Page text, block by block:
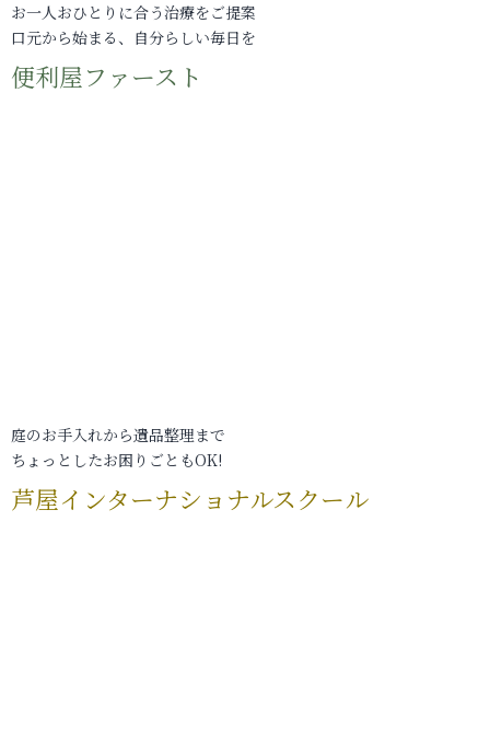
お一人おひとりに合う治療をご提案
口元から始まる、自分らしい毎日を
便利屋ファースト
庭のお手入れから遺品整理まで
ちょっとしたお困りごともOK!
芦屋インターナショナルスクール